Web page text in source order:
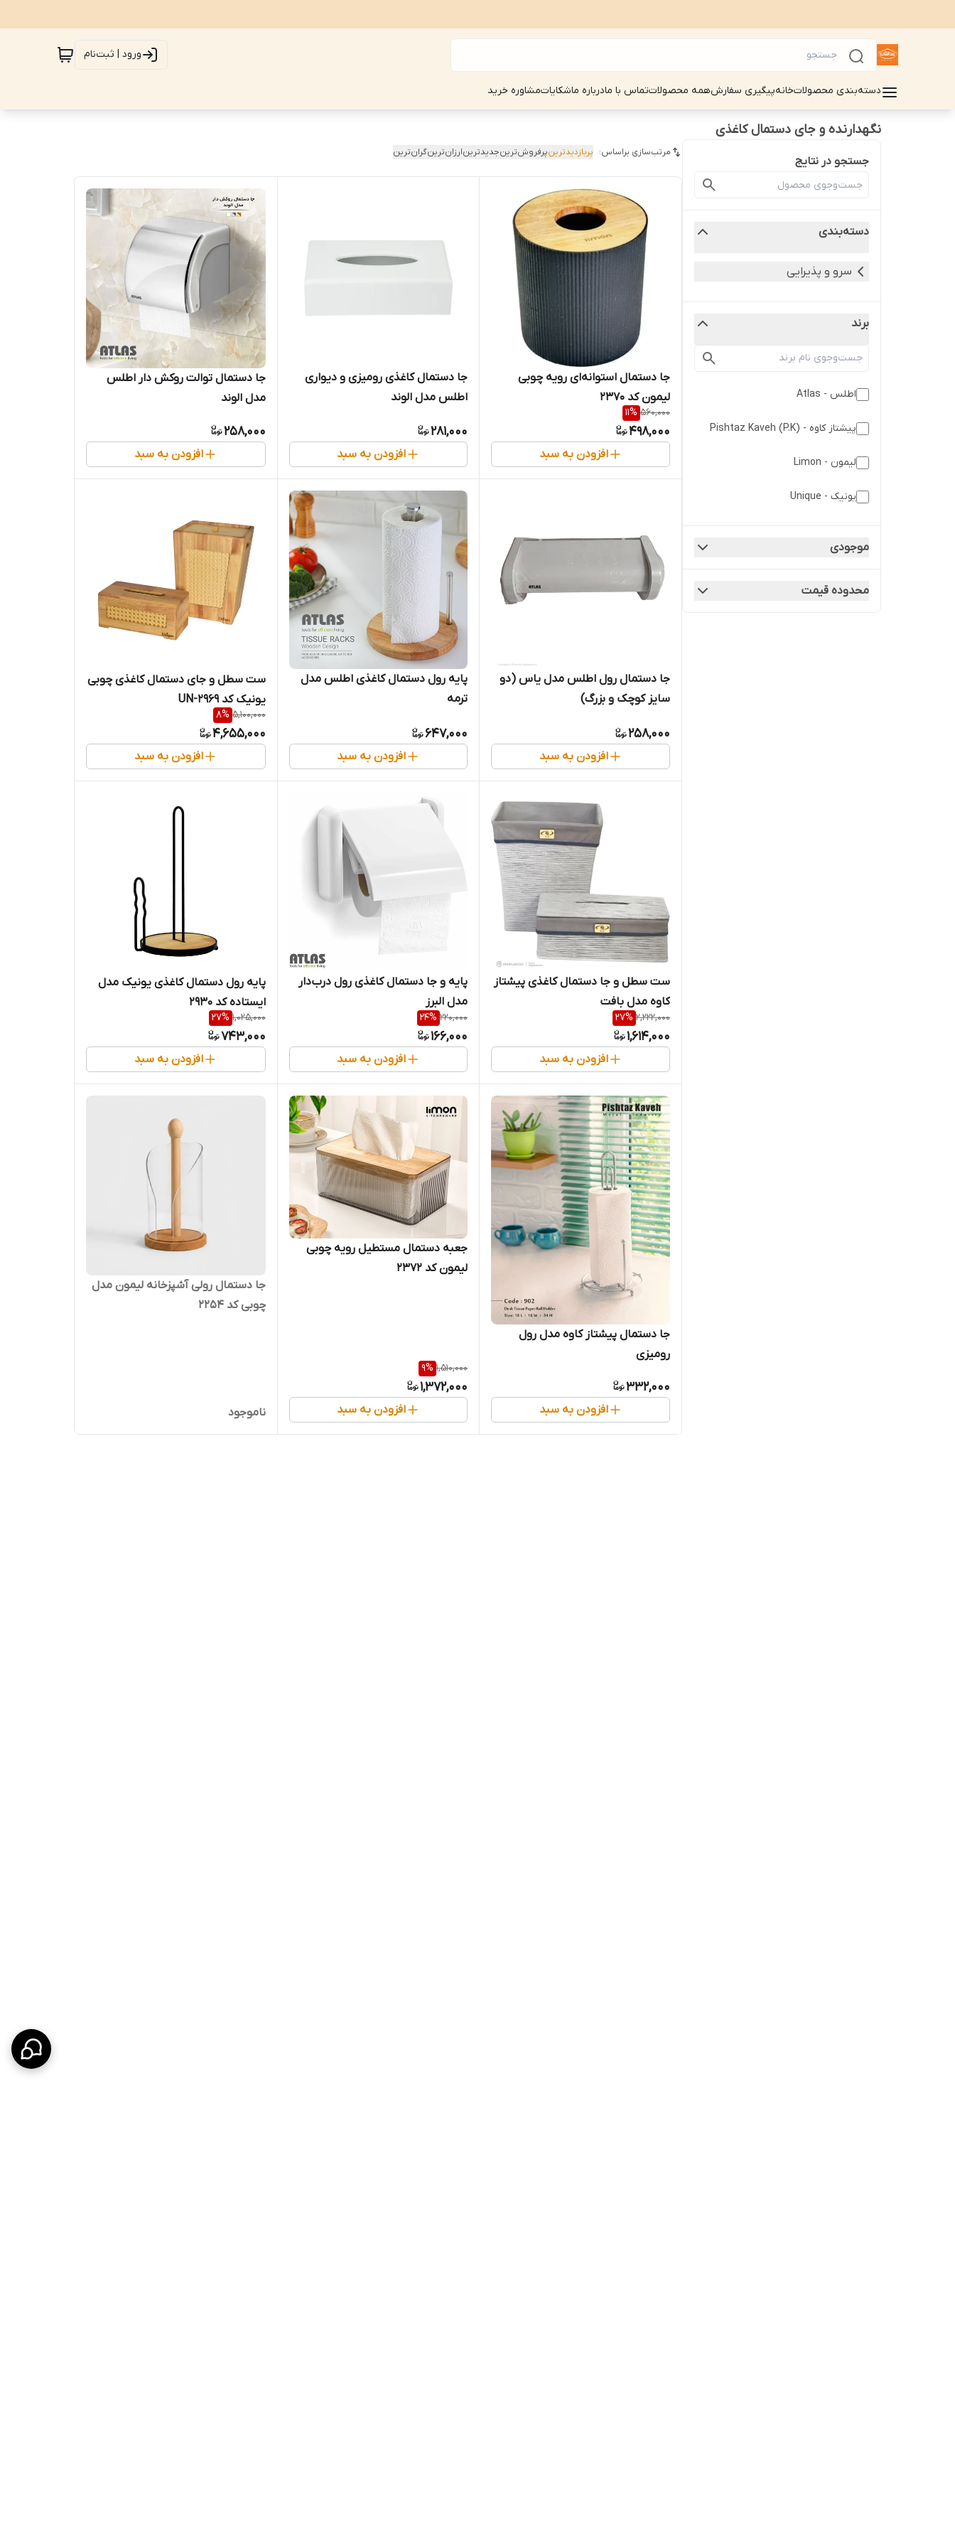
ورود | ثبت‌نام
دسته‌بندی محصولاتخانهپیگیری سفارشهمه محصولاتتماس با مادرباره ماشکایاتمشاوره خرید
نگهدارنده و جای دستمال کاغذی
جستجو در نتایج
دسته‌بندی
سرو و پذیرایی
برند
اطلس - Atlas
پیشتاز کاوه - Pishtaz Kaveh (P.K)
لیمون - Limon
یونیک - Unique
موجودی
محدوده قیمت
مرتب‌سازی براساس: پربازدیدترینپرفروش‌ترینجدیدترینارزان‌ترینگران‌ترین
جا دستمال استوانه‌ای رویه چوبی
لیمون کد 2370
560,000
11%
498,000
افزودن به سبد
جا دستمال کاغذی رومیزی و دیواری
اطلس مدل الوند
281,000
افزودن به سبد
جا دستمال توالت روکش دار اطلس
مدل الوند
258,000
افزودن به سبد
جا دستمال رول اطلس مدل یاس (دو
سایز کوچک و بزرگ)
258,000
افزودن به سبد
پایه رول دستمال کاغذی اطلس مدل
ترمه
647,000
افزودن به سبد
ست سطل و جای دستمال کاغذی چوبی
یونیک کد UN-2969
5,100,000
8%
4,655,000
افزودن به سبد
ست سطل و جا دستمال کاغذی پیشتاز
کاوه مدل بافت
2,222,000
27%
1,614,000
افزودن به سبد
پایه و جا دستمال کاغذی رول درب‌دار
مدل البرز
220,000
24%
166,000
افزودن به سبد
پایه رول دستمال کاغذی یونیک مدل
ایستاده کد 2930
1,025,000
27%
743,000
افزودن به سبد
جا دستمال پیشتاز کاوه مدل رول
رومیزی
332,000
افزودن به سبد
جعبه دستمال مستطیل رویه چوبی
لیمون کد 2372
1,510,000
9%
1,372,000
افزودن به سبد
جا دستمال رولی آشپزخانه لیمون مدل
چوبی کد 2254
ناموجود